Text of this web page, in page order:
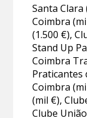
Santa Clara
Coimbra
(1.500 €),
Stand Up
Coimbra
Praticantes
Coimbra
(mil €),
Clube